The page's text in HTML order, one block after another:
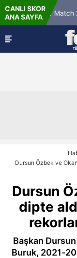
CANLI SKOR
ANA SAYFA
Winner Match 2
Dursun Özbek ve
Dursun
dipte
Başkan
Buruk, 2021-